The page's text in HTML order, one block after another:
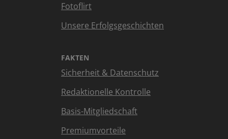
Fotoflirt
Unsere Erfolgsgeschichten
FAKTEN
Sicherheit & Datenschutz
Redaktionelle Kontrolle
Basis-Mitgliedschaft
Premiumvorteile